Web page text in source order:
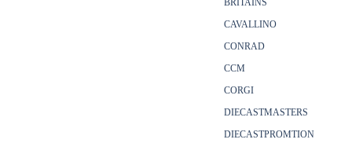
BRITAINS
CAVALLINO
CONRAD
CCM
CORGI
DIECASTMASTERS
DIECASTPROMTION